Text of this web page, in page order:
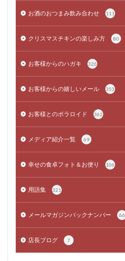
お酒のおつまみ飲み合わせ 111
クリスマスチキンの楽しみ方 80
お客様からのハガキ 326
お客様からの嬉しいメール 353
お客様とのポラロイド 362
メディア紹介一覧 69
幸せの食卓フォト＆お便り 106
用語集 321
メールマガジンバックナンバー 66
店長ブログ 7